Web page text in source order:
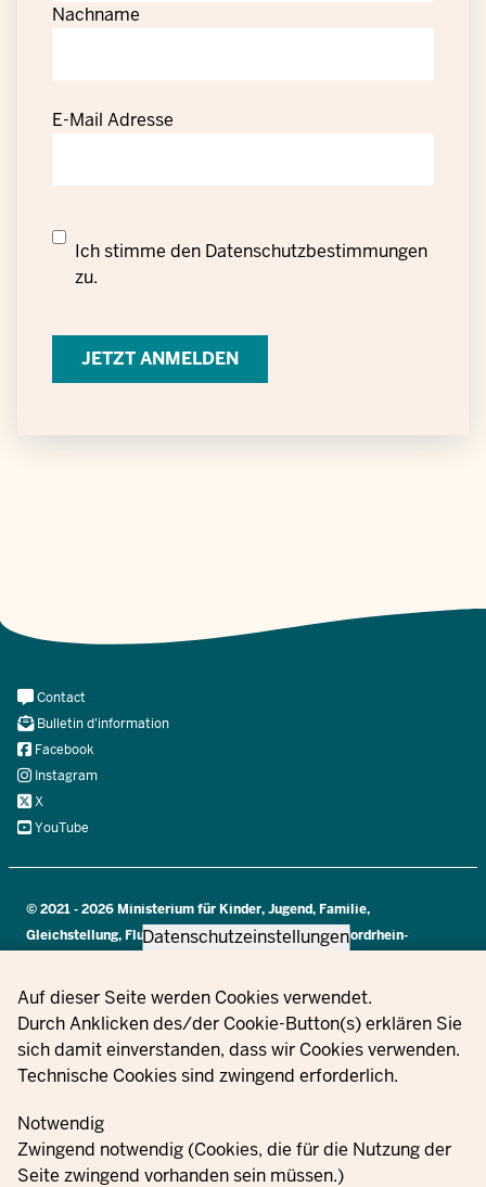
Privacy settings
Datenschutzeinstellungen
Auf dieser Seite werden Cookies verwendet.
Durch Anklicken des/der Cookie-Button(s) erklären Sie
sich damit einverstanden, dass wir Cookies verwenden.
Technische Cookies sind zwingend erforderlich.
Notwendig
Zwingend notwendig (Cookies, die für die Nutzung der
Seite zwingend vorhanden sein müssen.)
Nachname
E-Mail Adresse
Datenschutzrechtliche
Einwilligung
personenbezogener
Ich stimme den Datenschutzbestimmungen
zu.
Contact Commandes
Mentions
Information
sur la
protection
Meta
Navi
Social
Contact
Bulletin d'information
Facebook
Instagram
X
YouTube
© 2021 - 2026 Ministerium für Kinder, Jugend, Familie,
Gleichstellung, Flucht und Integration des Landes Nordrhein-